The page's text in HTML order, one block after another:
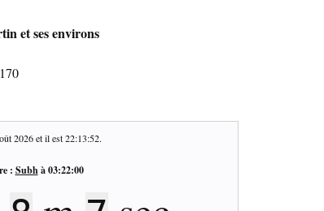
et ses environs
2026et il est22:13:53.
: Subhà03:22:00